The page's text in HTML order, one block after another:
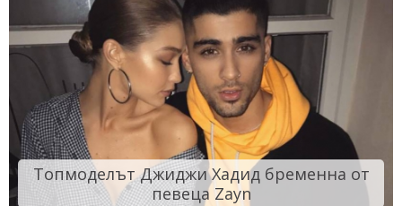
Топмоделът Джиджи Хадид бременна от
певеца Zayn